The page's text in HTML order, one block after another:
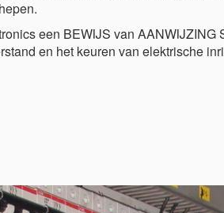
een BEWIJS van
en het keuren van elektrische